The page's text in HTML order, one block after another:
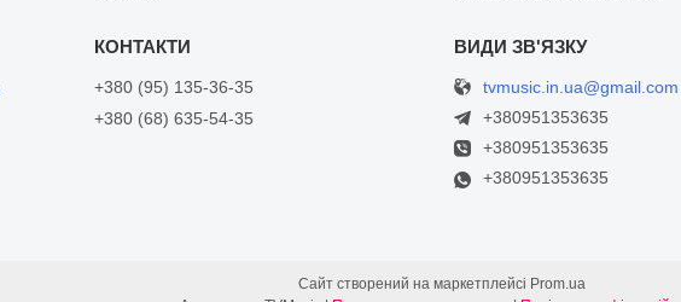
+380 (95) 135-36-35
+380 (68) 635-54-35
tvmusic.in.ua@gmail.com
+380951353635
+380951353635
+380951353635
Сайт створений на маркетплейсі Prom.ua